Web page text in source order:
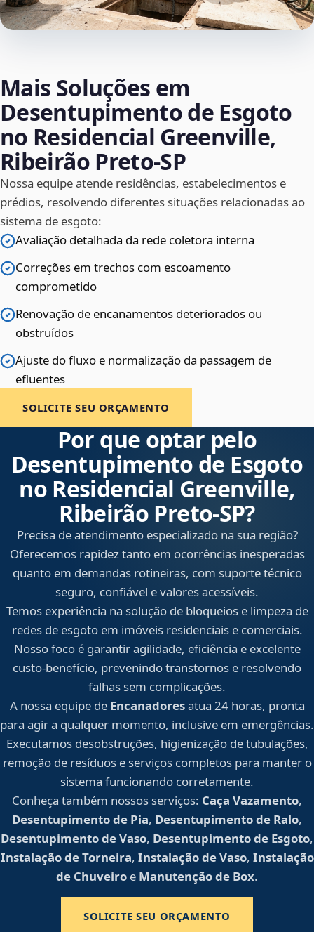
Mais Soluções em
Desentupimento de Esgoto
no Residencial Greenville,
Ribeirão Preto‑SP
Nossa equipe atende residências, estabelecimentos e
prédios, resolvendo diferentes situações relacionadas ao
sistema de esgoto:
Avaliação detalhada da rede coletora interna
Correções em trechos com escoamento
comprometido
Renovação de encanamentos deteriorados ou
obstruídos
Ajuste do fluxo e normalização da passagem de
efluentes
SOLICITE SEU ORÇAMENTO
Por que optar pelo
Desentupimento de Esgoto
no Residencial Greenville,
Ribeirão Preto‑SP?
Precisa de atendimento especializado na sua região?
Oferecemos rapidez tanto em ocorrências inesperadas
quanto em demandas rotineiras, com suporte técnico
seguro, confiável e valores acessíveis.
Temos experiência na solução de bloqueios e limpeza de
redes de esgoto em imóveis residenciais e comerciais.
Nosso foco é garantir agilidade, eficiência e excelente
custo-benefício, prevenindo transtornos e resolvendo
falhas sem complicações.
A nossa equipe de Encanadoresatua 24 horas, pronta
para agir a qualquer momento, inclusive em emergências.
Executamos desobstruções, higienização de tubulações,
remoção de resíduos e serviços completos para manter o
sistema funcionando corretamente.
Conheça também nossos serviços: Caça Vazamento,
Desentupimento de Pia, Desentupimento de Ralo,
Desentupimento de Vaso, Desentupimento de Esgoto,
Instalação de Torneira, Instalação de Vaso, Instalação
de Chuveiro e Manutenção de Box.
SOLICITE SEU ORÇAMENTO